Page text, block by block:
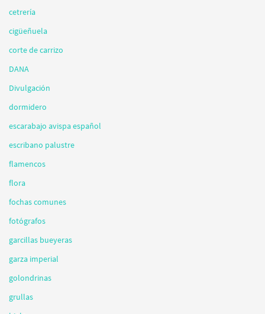
cetrería
cigüeñuela
corte de carrizo
DANA
Divulgación
dormidero
escarabajo avispa español
escribano palustre
flamencos
flora
fochas comunes
fotógrafos
garcillas bueyeras
garza imperial
golondrinas
grullas